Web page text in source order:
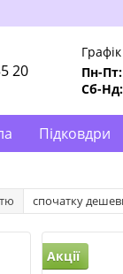
20
Пн-Пт:
Сб-Нд:
Підковдри
спочатку
Акції